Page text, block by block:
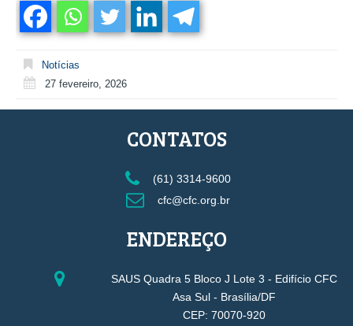
Notícias
27 fevereiro, 2026
CONTATOS
(61) 3314-9600
cfc@cfc.org.br
ENDEREÇO
SAUS Quadra 5 Bloco J Lote 3 - Edifício CFC
Asa Sul - Brasília/DF
CEP: 70070-920